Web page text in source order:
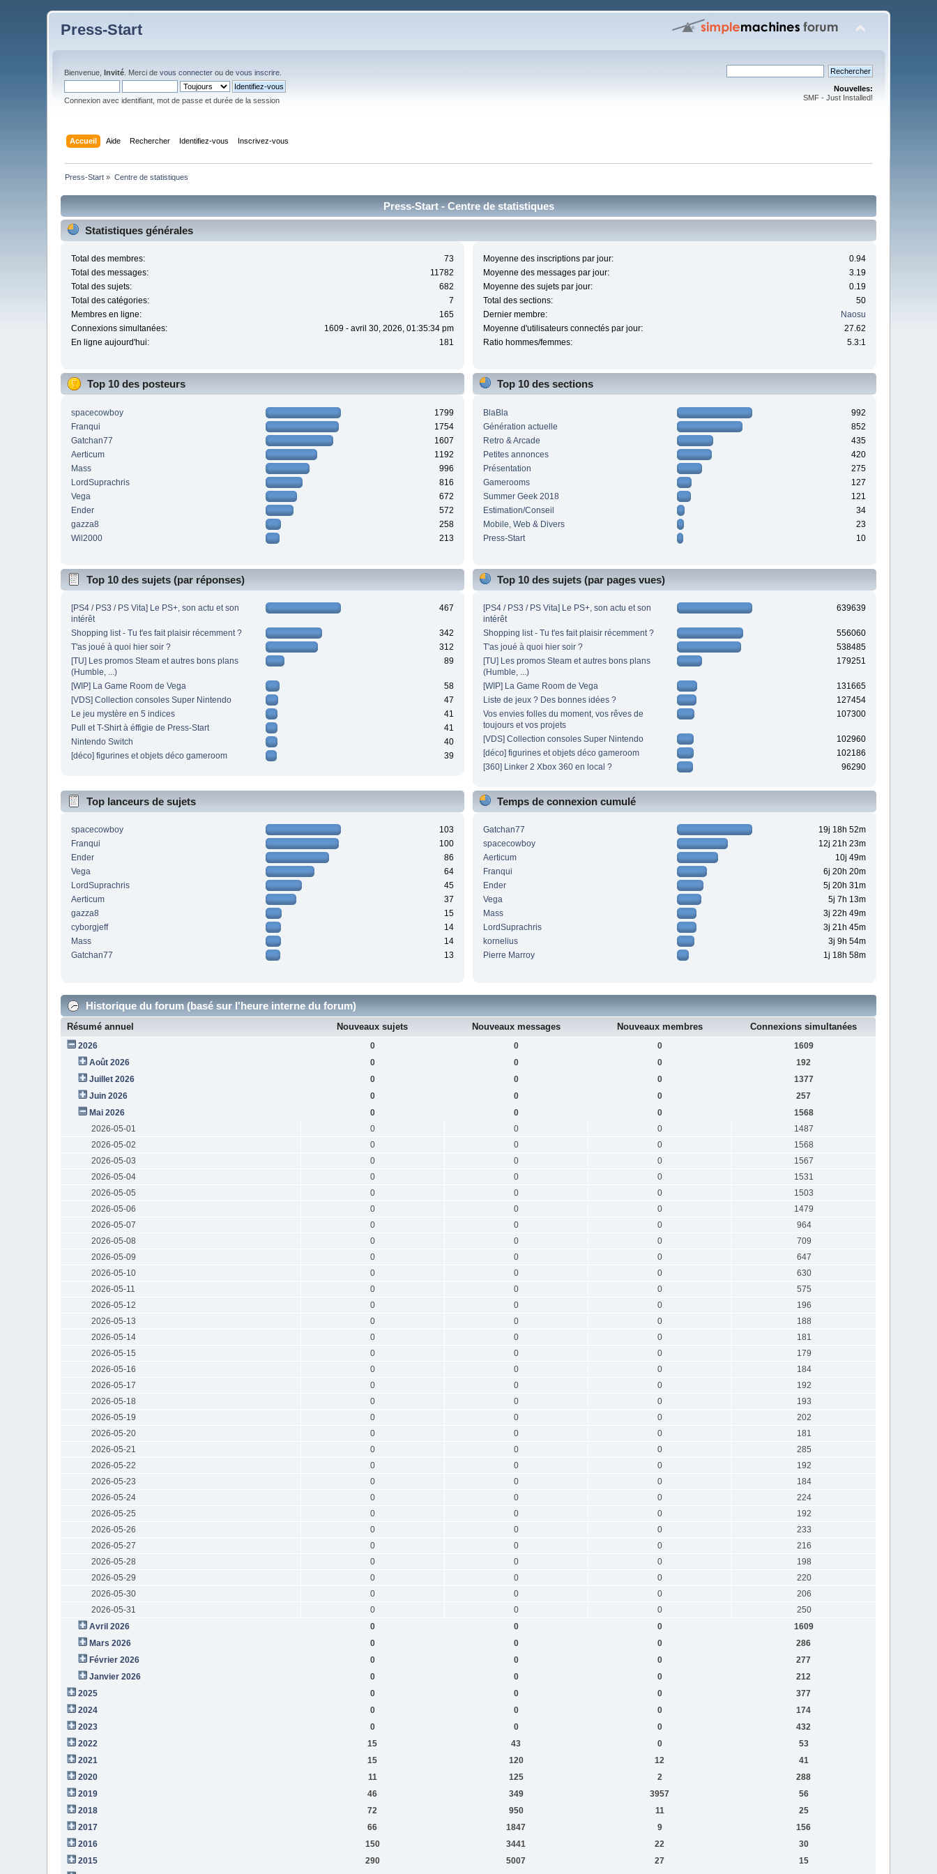
Press-Start
Bienvenue,Invité . Merci devous connecter ou devous inscrire
Connexion avec identifiant, mot de passe et durée de la session
Nouvelles:
SMF - Just Installed!
Accueil Aide Rechercher Identifiez-vous Inscrivez-vous
Press-Start » Centre de statistiques
Press-Start - Centre de statistiques
Statistiques générales
Total des membres:
73
Total des messages:
11782
Total des sujets:
682
Total des catégories:
7
Membres en ligne:
165
Connexions simultanées:
1609 - avril 30, 2026, 01:35:34 pm
En ligne aujourd'hui:
181
Moyenne des inscriptions par jour:
0.94
Moyenne des messages par jour:
3.19
Moyenne des sujets par jour:
0.19
Total des sections:
50
Dernier membre:
Naosu
Moyenne d'utilisateurs connectés par jour:
27.62
Ratio hommes/femmes:
5.3:1
Top 10 des posteurs
spacecowboy
1799
Franqui
1754
Gatchan77
1607
Aerticum
1192
Mass
996
LordSuprachris
816
Vega
672
Ender
572
gazza8
258
Wil2000
213
Top 10 des sections
BlaBla
992
Génération actuelle
852
Retro & Arcade
435
Petites annonces
420
Présentation
275
Gamerooms
127
Summer Geek 2018
121
Estimation/Conseil
34
Mobile, Web & Divers
23
Press-Start
10
Top 10 des sujets (par réponses)
[PS4 / PS3 / PS Vita] Le PS+, son actu et son
intérêt
467
Shopping list - Tu t'es fait plaisir récemment ?
342
T'as joué à quoi hier soir ?
312
[TU] Les promos Steam et autres bons plans
(Humble, ...)
89
[WIP] La Game Room de Vega
58
[VDS] Collection consoles Super Nintendo
47
Le jeu mystère en 5 indices
41
Pull et T-Shirt à éffigie de Press-Start
41
Nintendo Switch
40
[déco] figurines et objets déco gameroom
39
Top 10 des sujets (par pages vues)
[PS4 / PS3 / PS Vita] Le PS+, son actu et son
intérêt
639639
Shopping list - Tu t'es fait plaisir récemment ?
556060
T'as joué à quoi hier soir ?
538485
[TU] Les promos Steam et autres bons plans
(Humble, ...)
179251
[WIP] La Game Room de Vega
131665
Liste de jeux ? Des bonnes idées ?
127454
Vos envies folles du moment, vos rêves de
toujours et vos projets
107300
[VDS] Collection consoles Super Nintendo
102960
[déco] figurines et objets déco gameroom
102186
[360] Linker 2 Xbox 360 en local ?
96290
Top lanceurs de sujets
spacecowboy
103
Franqui
100
Ender
86
Vega
64
LordSuprachris
45
Aerticum
37
gazza8
15
cyborgjeff
14
Mass
14
Gatchan77
13
Temps de connexion cumulé
Gatchan77
19j 18h 52m
spacecowboy
12j 21h 23m
Aerticum
10j 49m
Franqui
6j 20h 20m
Ender
5j 20h 31m
Vega
5j 7h 13m
Mass
3j 22h 49m
LordSuprachris
3j 21h 45m
kornelius
3j 9h 54m
Pierre Marroy
1j 18h 58m
Historique du forum (basé sur l'heure interne du forum)
Résumé annuel Nouveaux sujets Nouveaux messages Nouveaux membres Connexions simultanées
2026 0 0 0
1609
Août 2026
0 0 0
192
Juillet 2026
0 0 0
1377
Juin 2026
0 0 0
257
Mai 2026
0 0 0
1568
2026-05-01
0 0 0
1487
2026-05-02
0 0 0
1568
2026-05-03
0 0 0
1567
2026-05-04
0 0 0
1531
2026-05-05
0 0 0
1503
2026-05-06
0 0 0
1479
2026-05-07
0 0 0
964
2026-05-08
0 0 0
709
2026-05-09
0 0 0
647
2026-05-10
0 0 0
630
2026-05-11
0 0 0
575
2026-05-12
0 0 0
196
2026-05-13
0 0 0
188
2026-05-14
0 0 0
181
2026-05-15
0 0 0
179
2026-05-16
0 0 0
184
2026-05-17
0 0 0
192
2026-05-18
0 0 0
193
2026-05-19
0 0 0
202
2026-05-20
0 0 0
181
2026-05-21
0 0 0
285
2026-05-22
0 0 0
192
2026-05-23
0 0 0
184
2026-05-24
0 0 0
224
2026-05-25
0 0 0
192
2026-05-26
0 0 0
233
2026-05-27
0 0 0
216
2026-05-28
0 0 0
198
2026-05-29
0 0 0
220
2026-05-30
0 0 0
206
2026-05-31
0 0 0
250
Avril 2026
0 0 0
1609
Mars 2026
0 0 0
286
Février 2026
0 0 0
277
Janvier 2026
0 0 0
212
2025
0 0 0
377
2024
0 0 0
174
2023
0 0 0
432
2022
15 43 0
53
2021
15 120 12
41
2020
11 125 2
288
2019
46 349 3957
56
2018
72 950 11
25
2017
66 1847 9
156
2016
150 3441 22
30
2015
290 5007 27
15